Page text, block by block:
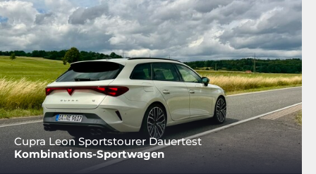
Cupra Leon Sportstourer Dauertest
Kombinations-Sportwagen